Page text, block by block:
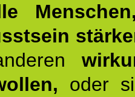
oder